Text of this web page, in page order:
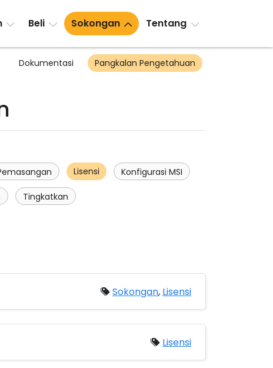
Beli Sokongan Tentang
Dokumentasi Pangkalan Pengetahuan
Lisensi Konfigurasi MSI
Tingkatkan
Sokongan, Lisensi
Lisensi